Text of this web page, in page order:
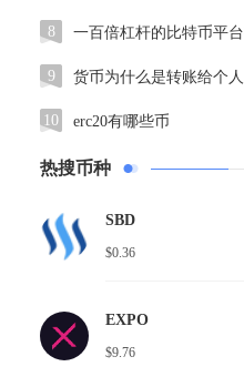
8 一百倍杠杆的比特币平
9 货币为什么是转账给个
10 erc20有哪些币
热搜币种
SBD
$0.36
EXPO
$9.76